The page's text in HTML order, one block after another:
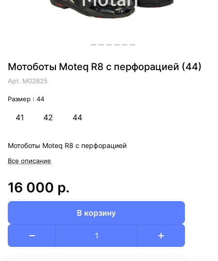
Мотоботы Moteq R8 с перфорацией (44)
Арт. M02625
Размер : 44
41 42 44
Мотоботы Moteq R8 с перфорацией
Все описание
16 000 р.
В корзину